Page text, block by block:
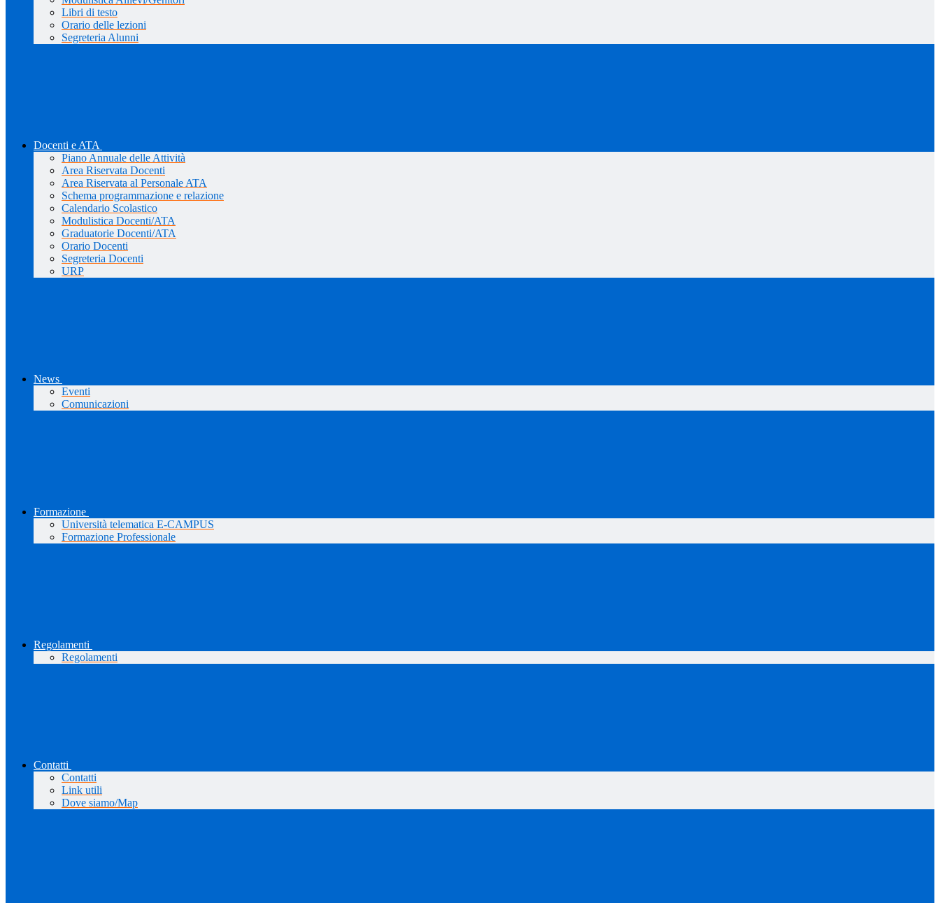
Libri di testo
Orario delle lezioni
Segreteria Alunni
Docenti e ATA
Piano Annuale delle Attività
Area Riservata Docenti
Area Riservata al Personale ATA
Schema programmazione e relazione
Calendario Scolastico
Modulistica Docenti/ATA
Graduatorie Docenti/ATA
Orario Docenti
Segreteria Docenti
URP
News
Eventi
Comunicazioni
Formazione
Università telematica E-CAMPUS
Formazione Professionale
Regolamenti
Regolamenti
Contatti
Contatti
Link utili
Dove siamo/Map